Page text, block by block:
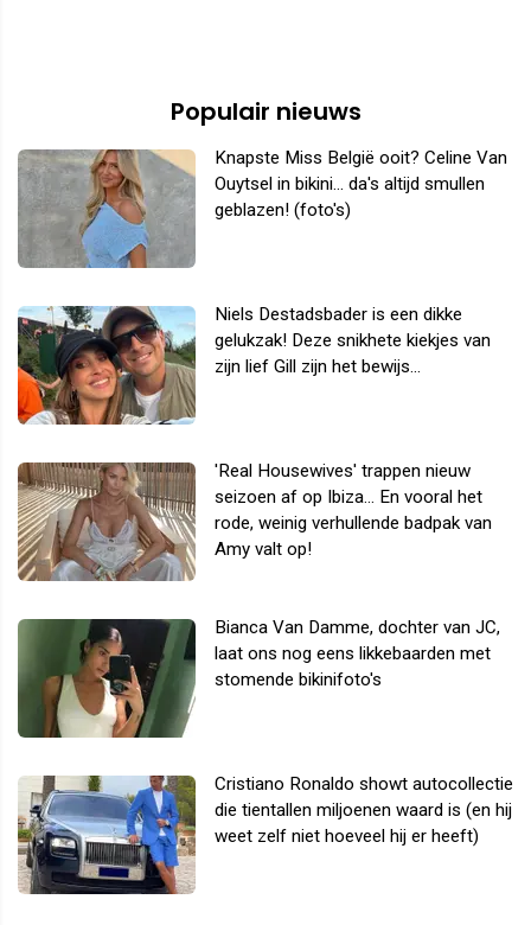
Populair nieuws
Knapste Miss België ooit? Celine Van
Ouytsel in bikini... da's altijd smullen
geblazen! (foto's)
Niels Destadsbader is een dikke
gelukzak! Deze snikhete kiekjes van
zijn lief Gill zijn het bewijs...
'Real Housewives' trappen nieuw
seizoen af op Ibiza... En vooral het
rode, weinig verhullende badpak van
Amy valt op!
Bianca Van Damme, dochter van JC,
laat ons nog eens likkebaarden met
stomende bikinifoto's
Cristiano Ronaldo showt autocollectie
die tientallen miljoenen waard is (en hij
weet zelf niet hoeveel hij er heeft)